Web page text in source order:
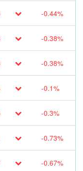
-0.44%
-0.38%
-0.38%
-0.1%
-0.3%
-0.73%
-0.67%